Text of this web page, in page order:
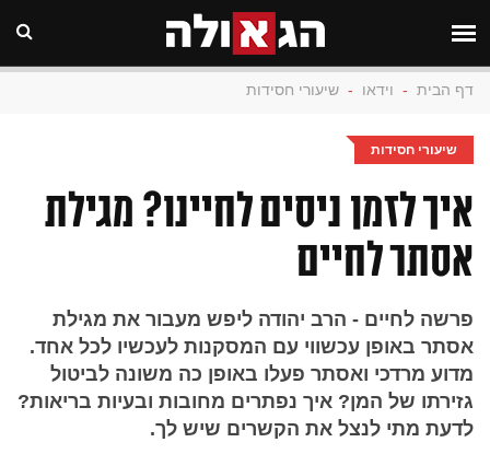
דף הבית - וידאו - שיעורי חסידות
שיעורי חסידות
איך לזמן ניסים לחיינו? מגילת
אסתר לחיים
פרשה לחיים - הרב יהודה ליפש מעבור את מגילת
אסתר באופן עכשווי עם המסקנות לעכשיו לכל אחד.
מדוע מרדכי ואסתר פעלו באופן כה משונה לביטול
גזירתו של המן? איך נפתרים מחובות ובעיות בריאות?
לדעת מתי לנצל את הקשרים שיש לך.